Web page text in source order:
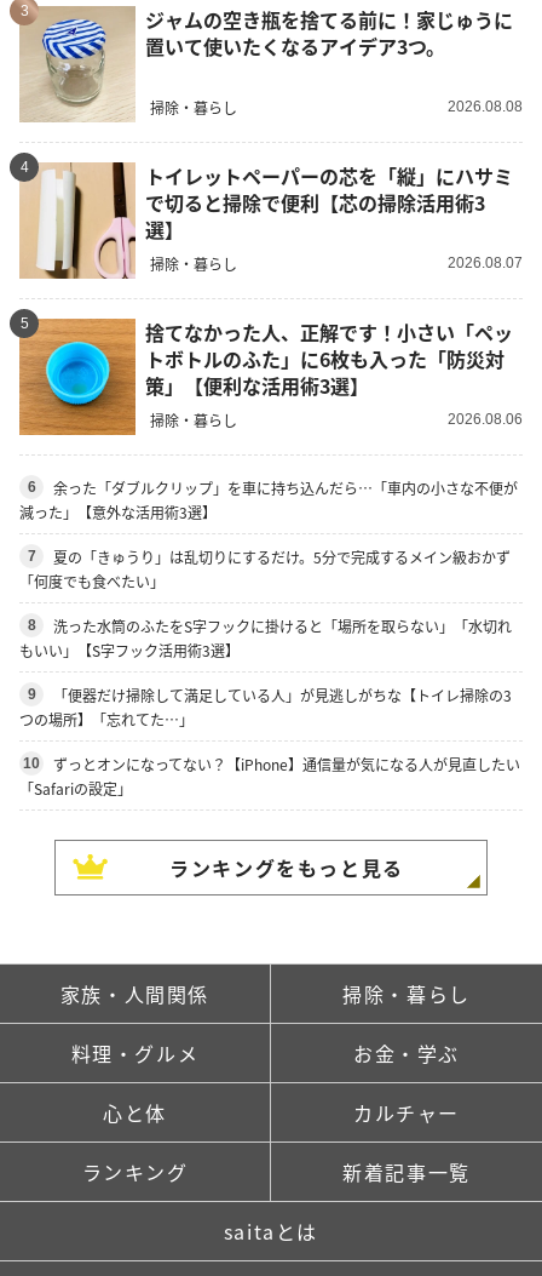
3
ジャムの空き瓶を捨てる前に！家じゅうに
置いて使いたくなるアイデア3つ。
掃除・暮らし 2026.08.08
4
トイレットペーパーの芯を「縦」にハサミ
で切ると掃除で便利【芯の掃除活用術3
選】
掃除・暮らし 2026.08.07
5
捨てなかった人、正解です！小さい「ペッ
トボトルのふた」に6枚も入った「防災対
策」【便利な活用術3選】
掃除・暮らし 2026.08.06
6
余った「ダブルクリップ」を車に持ち込んだら…「車内の小さな不便が
減った」【意外な活用術3選】
7
夏の「きゅうり」は乱切りにするだけ。5分で完成するメイン級おかず
「何度でも食べたい」
8
洗った水筒のふたをS字フックに掛けると「場所を取らない」「水切れ
もいい」【S字フック活用術3選】
9
「便器だけ掃除して満足している人」が見逃しがちな【トイレ掃除の3
つの場所】「忘れてた…」
10
ずっとオンになってない？【iPhone】通信量が気になる人が見直したい
「Safariの設定」
ランキングをもっと見る
家族・人間関係 掃除・暮らし
料理・グルメ お金・学ぶ
心と体 カルチャー
ランキング 新着記事一覧
saitaとは